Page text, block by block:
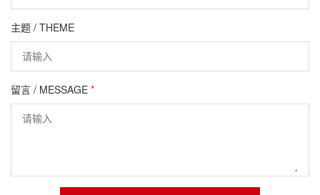
主题 / THEME
留言 / MESSAGE *